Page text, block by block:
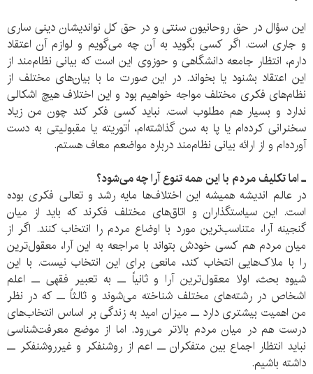
این سؤال در حق روحانیون سنتی و در حق کل نواندیشان دینی ساری
و جاری است. اگر کسی بگوید به آن چه می‌گویم و لوازم آن اعتقاد
دارم، انتظار جامعه دانشگاهی و حوزوی این است که بیانی نظام‌مند از
این اعتقاد بشنود یا بخواند. در این صورت ما با بیان‌های مختلف از
نظام‌های فکری مختلف مواجه خواهیم بود و این اختلاف هیچ اشکالی
ندارد و بسیار هم مطلوب است. نباید کسی فکر کند چون من زیاد
سخنرانی کرده‌ام یا پا به سن گذاشته‌ام، اُتوریته یا مقبولیتی به دست
آورده‌ام و از ارائه بیانی نظام‌مند درباره مواضعم معاف هستم.
ـ اما تکلیف مردم با این همه تنوع آرا چه می‌شود؟
در عالم اندیشه همیشه این اختلاف‌ها مایه رشد و تعالی فکری بوده
است. این سیاستگذاران و اتاق‌های مختلف فکرند که باید از میان
گنجینه آرا، متناسب‌ترین مورد با اوضاع مردم را انتخاب کنند. اگر از
میان مردم هم کسی خودش بتواند با مراجعه به این آرا، معقول‌ترین
را با ملاک‌هایی انتخاب کند، مانعی برای این انتخاب نیست. با این
شیوه بحث، اولا معقول‌ترین آرا و ثانیاً ــ به تعبیر فقهی ــ اعلم
اشخاص در رشته‌های مختلف شناخته می‌شوند و ثالثاً ــ که در نظر
من اهمیت بیشتری دارد ــ میزان امید به زندگی بر اساس انتخاب‌های
درست هم در میان مردم بالاتر می‌رود. اما از موضع معرفت‌شناسی
نباید انتظار اجماع بین متفکران ــ اعم از روشنفکر و غیرروشنفکر ــ
داشته باشیم.